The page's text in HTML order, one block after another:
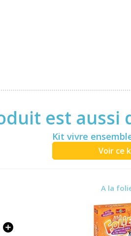
est aussi
Kit vivre
Voir ce
A la